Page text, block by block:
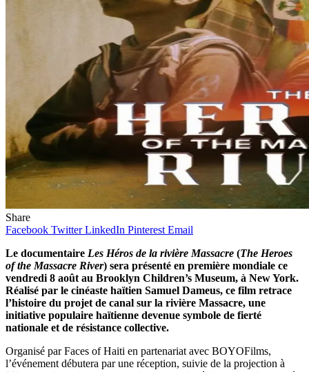
Share
Facebook Twitter LinkedIn Pinterest Email
Le documentaire Les Héros de la rivière Massacre (The Heroes
of the Massacre River) sera présenté en première mondiale ce
vendredi 8 août au Brooklyn Children’s Museum, à New York.
Réalisé par le cinéaste haïtien Samuel Dameus, ce film retrace
l’histoire du projet de canal sur la rivière Massacre, une
initiative populaire haïtienne devenue symbole de fierté
nationale et de résistance collective.
Organisé par Faces of Haiti en partenariat avec BOYOFilms,
l’événement débutera par une réception, suivie de la projection à